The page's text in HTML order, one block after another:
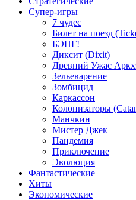
Супер-игры
7 чудес
Билет на поезд
БЭНГ!
Диксит (Dixit)
Древний Ужас
Зельеварение
Зомбицид
Каркассон
Колонизаторы
Манчкин
Мистер Джек
Пандемия
Приключение
Эволюция
Фантастические
Хиты
Экономические